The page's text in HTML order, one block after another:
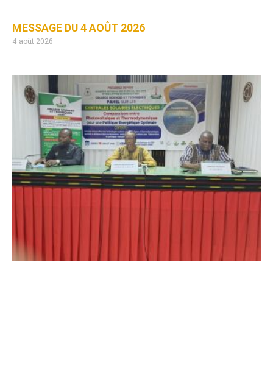
MESSAGE DU 4 AOÛT 2026
4 août 2026